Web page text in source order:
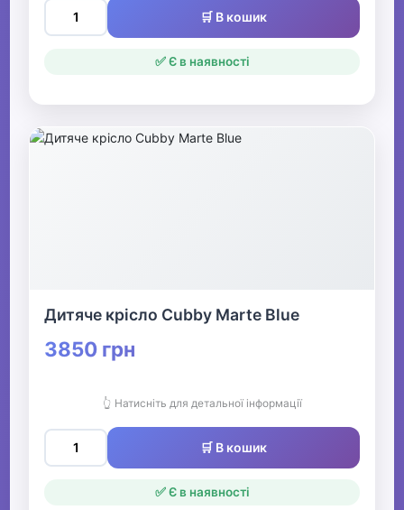
🛒 В кошик
✅ Є в наявності
Дитяче крісло Cubby Marte Blue
3850 грн
👆 Натисніть для детальної інформації
🛒 В кошик
✅ Є в наявності